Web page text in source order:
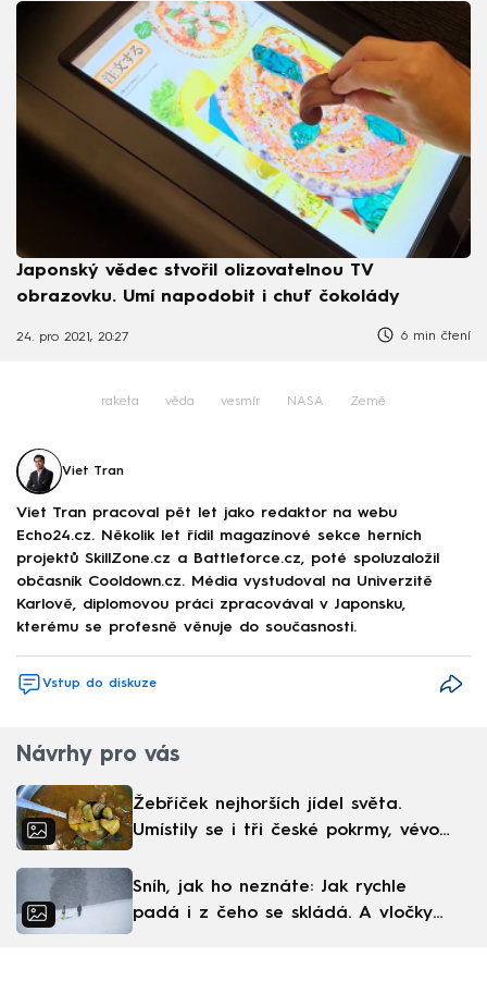
Japonský vědec stvořil olizovatelnou TV
obrazovku. Umí napodobit i chuť čokolády
24. pro 2021, 20:27 6 min čtení
raketa věda vesmír NASA Země
Viet Tran
Viet Tran pracoval pět let jako redaktor na webu
Echo24.cz. Několik let řídil magazínové sekce herních
projektů SkillZone.cz a Battleforce.cz, poté spoluzaložil
občasník Cooldown.cz. Média vystudoval na Univerzitě
Karlově, diplomovou práci zpracovával v Japonsku,
kterému se profesně věnuje do současnosti.
Vstup do diskuze
Návrhy pro vás
Žebříček nejhorších jídel světa.
Umístily se i tři české pokrmy, vévodí
Sníh, jak ho neznáte: Jak rychle
padá i z čeho se skládá. A vločky